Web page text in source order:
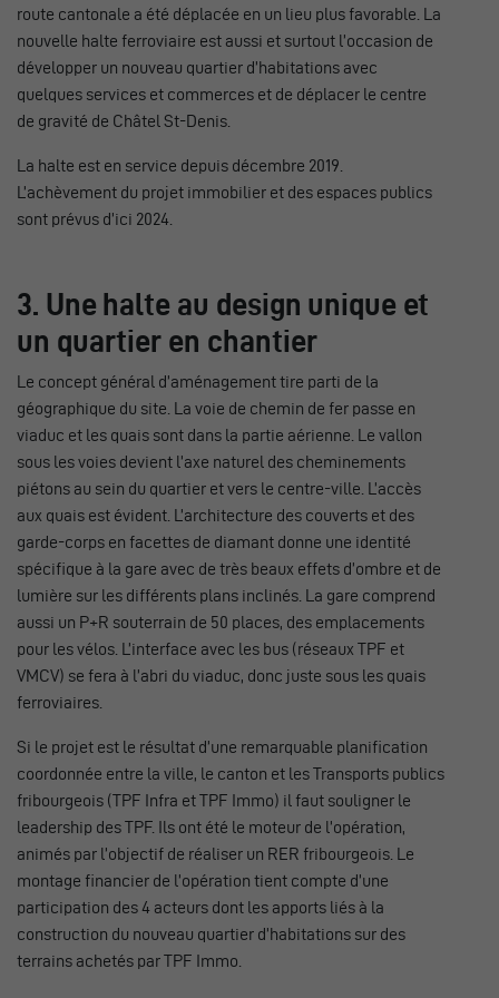
route cantonale a été déplacée en un lieu plus favorable. La
nouvelle halte ferroviaire est aussi et surtout l’occasion de
développer un nouveau quartier d’habitations avec
quelques services et commerces et de déplacer le centre
de gravité de Châtel St-Denis.
La halte est en service depuis décembre 2019.
L’achèvement du projet immobilier et des espaces publics
sont prévus d’ici 2024.
3. Une halte au design unique et
un quartier en chantier
Le concept général d’aménagement tire parti de la
géographique du site. La voie de chemin de fer passe en
viaduc et les quais sont dans la partie aérienne. Le vallon
sous les voies devient l’axe naturel des cheminements
piétons au sein du quartier et vers le centre-ville. L’accès
aux quais est évident. L’architecture des couverts et des
garde-corps en facettes de diamant donne une identité
spécifique à la gare avec de très beaux effets d’ombre et de
lumière sur les différents plans inclinés. La gare comprend
aussi un P+R souterrain de 50 places, des emplacements
pour les vélos. L’interface avec les bus (réseaux TPF et
VMCV) se fera à l’abri du viaduc, donc juste sous les quais
ferroviaires.
Si le projet est le résultat d’une remarquable planification
coordonnée entre la ville, le canton et les Transports publics
fribourgeois (TPF Infra et TPF Immo) il faut souligner le
leadership des TPF. Ils ont été le moteur de l’opération,
animés par l’objectif de réaliser un RER fribourgeois. Le
montage financier de l’opération tient compte d’une
participation des 4 acteurs dont les apports liés à la
construction du nouveau quartier d’habitations sur des
terrains achetés par TPF Immo.